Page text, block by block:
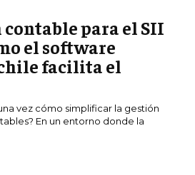
para el SII
el software
facilita el
vez cómo simplificar la gestión
En un entorno donde la